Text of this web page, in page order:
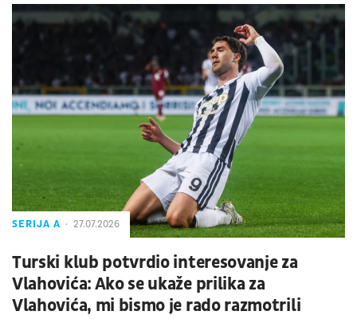
SERIJA A 27.07.2026
Turski klub potvrdio interesovanje za
Vlahovića: Ako se ukaže prilika za
Vlahovića, mi bismo je rado razmotrili